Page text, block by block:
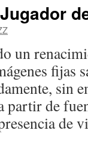
un
fijas
sin
partir de